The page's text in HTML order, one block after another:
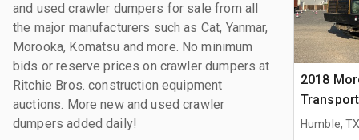
and used crawler dumpers for sale from all
the major manufacturers such as Cat, Yanmar,
Morooka, Komatsu and more. No minimum
bids or reserve prices on crawler dumpers at
Ritchie Bros. construction equipment
auctions. More new and used crawler
dumpers added daily!
2018
Humble,